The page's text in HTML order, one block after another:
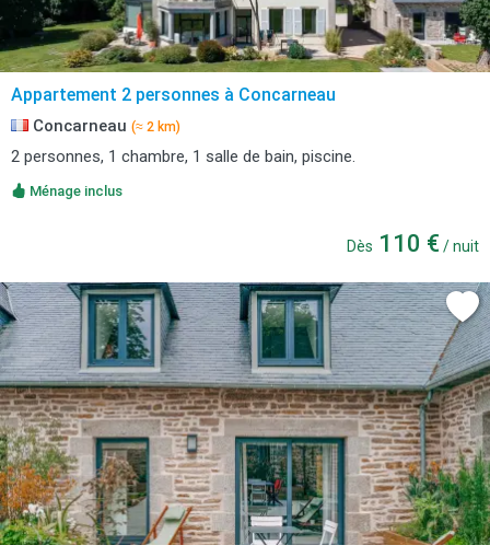
Appartement 2 personnes à Concarneau
Concarneau (≈ 2 km)
2 personnes, 1 chambre, 1 salle de bain, piscine.
Ménage inclus
Dès 110 € / nuit